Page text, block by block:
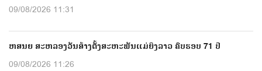
09/08/2026 11:31
ຫສນຍ ສະຫລອງວັນສ້າງຕັ້ງສະຫະພັນແມ່ຍິງລາວ ຄົບຮອບ 71 ປີ
09/08/2026 11:26